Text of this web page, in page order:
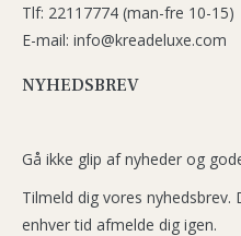
Tlf: 22117774 (man-fre 10-15)
E-mail: info@kreadeluxe.com
NYHEDSBREV
Gå ikke glip af nyheder og
Tilmeld dig vores
enhver tid afmelde dig igen.